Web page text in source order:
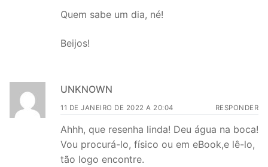
Quem sabe um dia, né!
Beijos!
UNKNOWN
11 DE JANEIRO DE 2022 A 20:04 RESPONDER
Ahhh, que resenha linda! Deu água na boca!
Vou procurá-lo, físico ou em eBook,e lê-lo,
tão logo encontre.